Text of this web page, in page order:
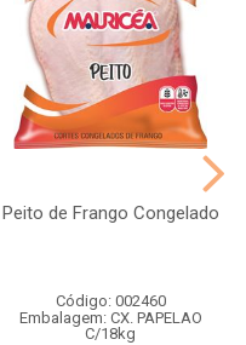
Peito de Frango Congelado
Código: 002460
Embalagem: CX. PAPELAO
C/18kg